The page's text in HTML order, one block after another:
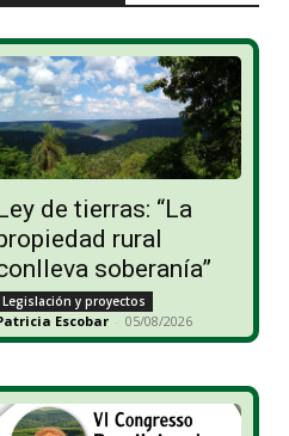
de tierras: “La
rural
soberanía”
Legislación y proyectos
Escobar - 05/08/2026